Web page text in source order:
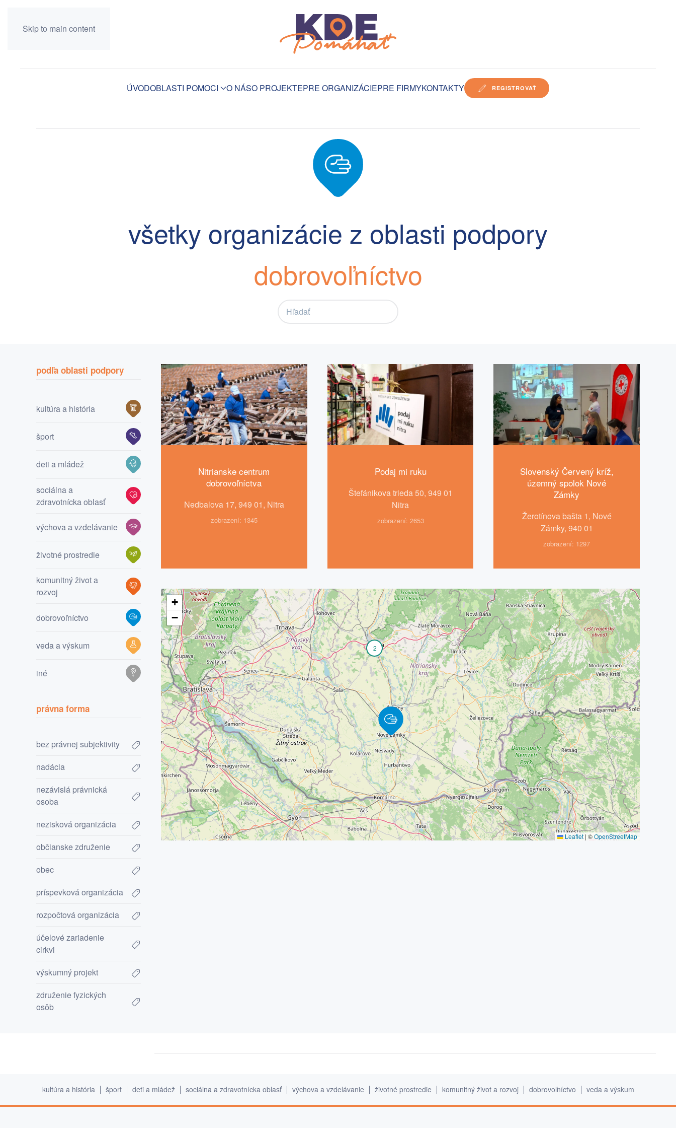
Skip to main content
ÚVODOBLASTI POMOCI O NÁSO PROJEKTEPRE ORGANIZÁCIEPRE FIRMYKONTAKTY REGISTROVAŤ
všetky organizácie z oblasti podpory
dobrovoľníctvo
podľa oblasti podpory
kultúra a história
šport
deti a mládež
sociálna a
zdravotnícka oblasť
výchova a vzdelávanie
životné prostredie
komunitný život a
rozvoj
dobrovoľníctvo
veda a výskum
iné
právna forma
bez právnej subjektivity
nadácia
nezávislá právnická
osoba
nezisková organizácia
občianske združenie
obec
príspevková organizácia
rozpočtová organizácia
účelové zariadenie
cirkvi
výskumný projekt
združenie fyzických
osôb
Nitrianske centrum
dobrovoľníctva
Nedbalova 17, 949 01, Nitra
zobrazení: 1345
Podaj mi ruku
Štefánikova trieda 50, 949 01
Nitra
zobrazení: 2653
Slovenský Červený kríž,
územný spolok Nové
Zámky
Žerotínova bašta 1, Nové
Zámky, 940 01
zobrazení: 1297
2
+
−
Leaflet | ©OpenStreetMap
kultúra a história šport deti a mládež sociálna a zdravotnícka oblasť výchova a vzdelávanie životné prostredie komunitný život a rozvoj dobrovoľníctvo veda a výskum